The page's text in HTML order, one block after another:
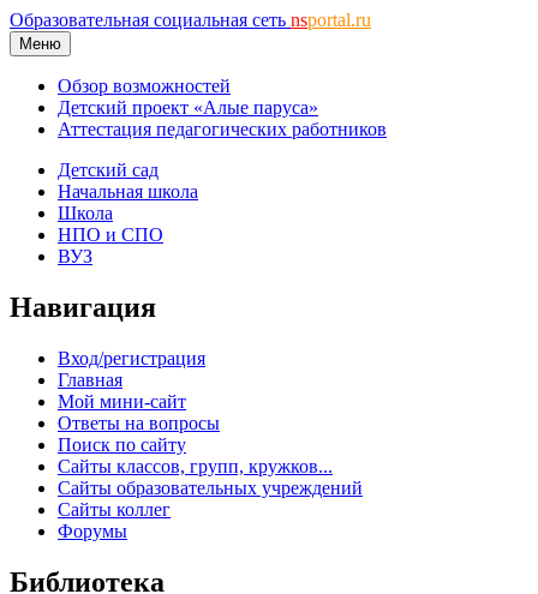
Образовательная социальная сеть nsportal.ru
Меню
Обзор возможностей
Детский проект «Алые паруса»
Аттестация педагогических работников
Детский сад
Начальная школа
Школа
НПО и СПО
ВУЗ
Навигация
Вход/регистрация
Главная
Мой мини-сайт
Ответы на вопросы
Поиск по сайту
Сайты классов, групп, кружков...
Сайты образовательных учреждений
Сайты коллег
Форумы
Библиотека